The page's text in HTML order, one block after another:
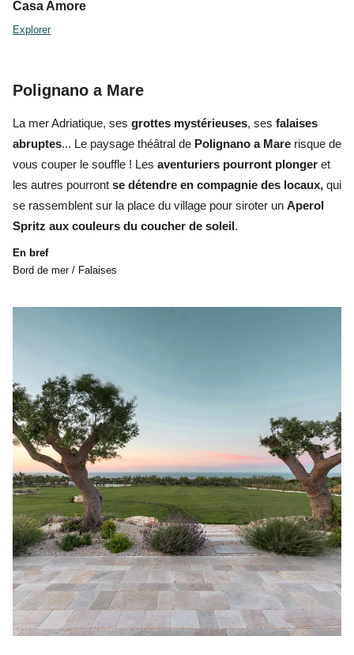
Casa Amore
Explorer
Polignano a Mare
La mer Adriatique, ses grottes mystérieuses, ses falaises
abruptes... Le paysage théâtral de Polignano a Mare risque de
vous couper le souffle ! Les aventuriers pourront plonger et
les autres pourront se détendre en compagnie des locaux, qui
se rassemblent sur la place du village pour siroter un Aperol
Spritz aux couleurs du coucher de soleil.
En bref
Bord de mer / Falaises